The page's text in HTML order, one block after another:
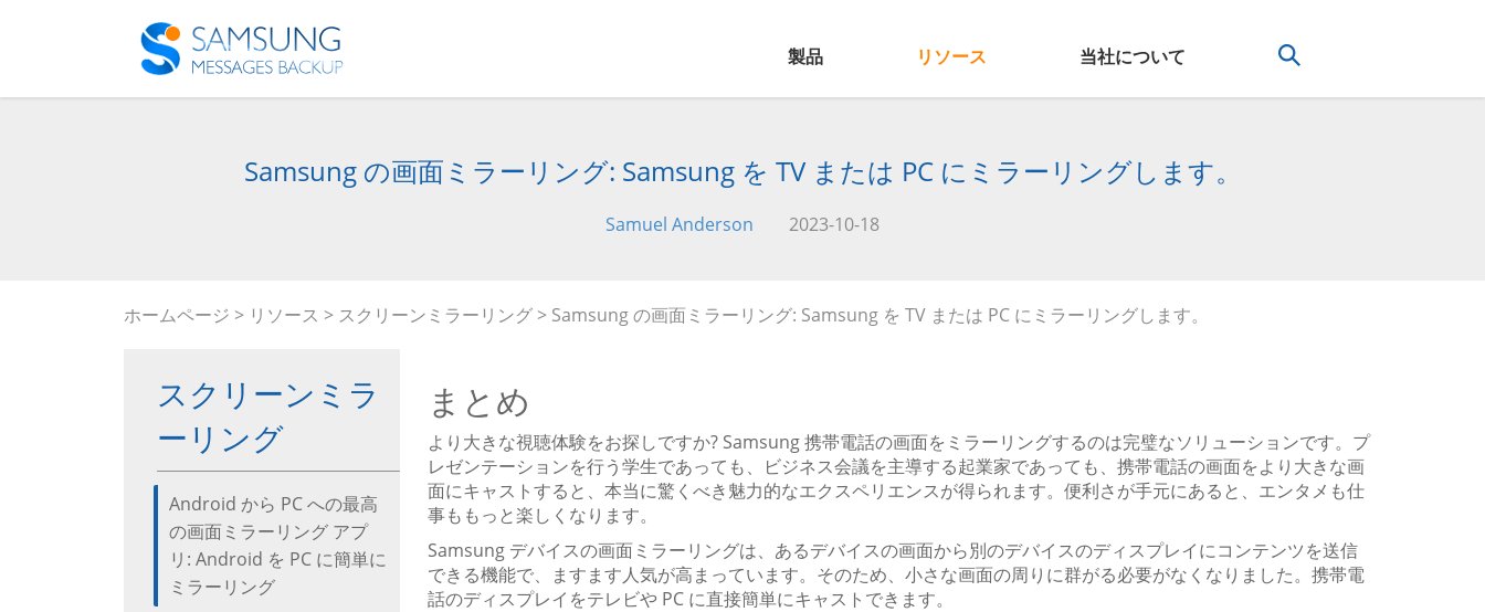
製品 リソース 当社について
Samsung の画面ミラーリング: Samsung を TV または PC にミラーリングします。
Samuel Anderson 2023-10-18
ホームページ > リソース > スクリーンミラーリング > Samsung の画面ミラーリング: Samsung を TV または PC にミラーリングします。
スクリーンミラ
ーリング
Android から PC への最高
の画面ミラーリング アプ
リ: Android を PC に簡単に
ミラーリング
まとめ
より大きな視聴体験をお探しですか? Samsung 携帯電話の画面をミラーリングするのは完璧なソリューションです。プ
レゼンテーションを行う学生であっても、ビジネス会議を主導する起業家であっても、携帯電話の画面をより大きな画
面にキャストすると、本当に驚くべき魅力的なエクスペリエンスが得られます。便利さが手元にあると、エンタメも仕
事ももっと楽しくなります。
Samsung デバイスの画面ミラーリングは、あるデバイスの画面から別のデバイスのディスプレイにコンテンツを送信
できる機能で、ますます人気が高まっています。そのため、小さな画面の周りに群がる必要がなくなりました。携帯電
話のディスプレイをテレビや PC に直接簡単にキャストできます。